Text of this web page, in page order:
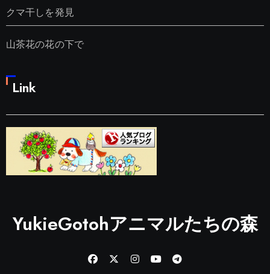
クマ干しを発見
山茶花の花の下で
Link
YukieGotohアニマルたちの森